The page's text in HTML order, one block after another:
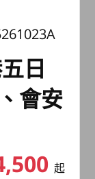
日
會安
起